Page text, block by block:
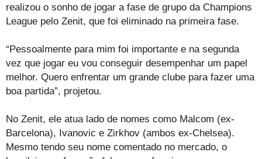
realizou o sonho de jogar a fase de grupo da Champions
League pelo Zenit, que foi eliminado na primeira fase.
“Pessoalmente para mim foi importante e na segunda
vez que jogar eu vou conseguir desempenhar um papel
melhor. Quero enfrentar um grande clube para fazer uma
boa partida”, projetou.
No Zenit, ele atua lado de nomes como Malcom (ex-
Barcelona), Ivanovic e Zirkhov (ambos ex-Chelsea).
Mesmo tendo seu nome comentado no mercado, o